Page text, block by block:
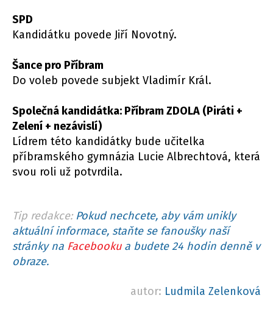
SPD
Kandidátku povede Jiří Novotný.
Šance pro Příbram
Do voleb povede subjekt Vladimír Král.
Společná kandidátka: Příbram ZDOLA (Piráti +
Zelení + nezávislí)
Lídrem této kandidátky bude učitelka
příbramského gymnázia Lucie Albrechtová, která
svou roli už potvrdila.
Tip redakce: Pokud nechcete, aby vám unikly
aktuální informace, staňte se fanoušky naší
stránky na Facebookua budete 24 hodin denně v
obraze.
autor: Ludmila Zelenková